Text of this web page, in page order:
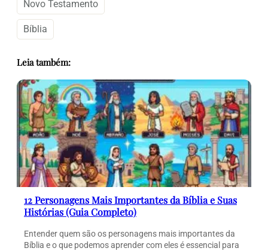
Novo Testamento
Bíblia
Leia também:
12 Personagens Mais Importantes da Bíblia e Suas
Histórias (Guia Completo)
Entender quem são os personagens mais importantes da
Bíblia e o que podemos aprender com eles é essencial para